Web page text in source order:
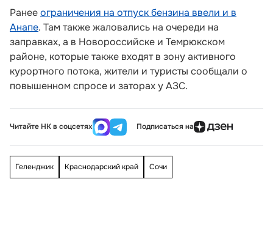
Ранееограничения на отпуск бензина ввели и в
Анапе. Там также жаловались на очереди на
заправках, а в Новороссийске и Темрюкском
районе, которые также входят в зону активного
курортного потока, жители и туристы сообщали о
повышенном спросе и заторах у АЗС.
Читайте НК в соцсетях Подписаться на
Геленджик Краснодарский край Сочи